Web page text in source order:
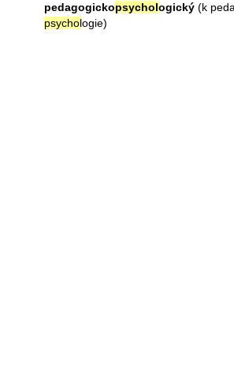
pedagogickopsychologický (k
psychologie)